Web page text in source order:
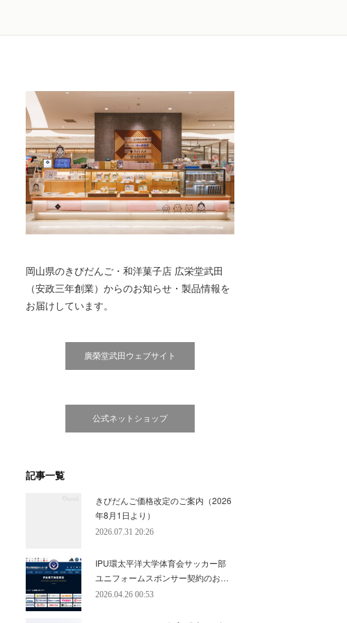
岡山県のきびだんご・和洋菓子店 広栄堂武田
（安政三年創業）からのお知らせ・製品情報を
お届けしています。
廣榮堂武田ウェブサイト
公式ネットショップ
記事一覧
きびだんご価格改定のご案内（2026
年8月1日より）
2026.07.31 20:26
IPU環太平洋大学体育会サッカー部
ユニフォームスポンサー契約のお…
2026.04.26 00:53